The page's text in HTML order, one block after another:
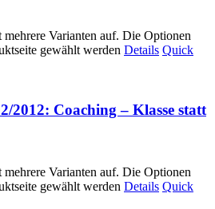
Varianten auf. Die Optionen
gewählt werden Details Quick
2012: Coaching – Klasse statt
Varianten auf. Die Optionen
gewählt werden Details Quick